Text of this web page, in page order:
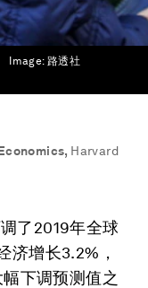
Image:路透社
, Harvard
了2019年全球
济增长3.2%，
下调预测值之